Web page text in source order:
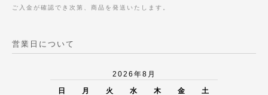
ご入金が確認でき次第、商品を発送いたします。
営業日について
2026年8月
日 月 火 水 木 金 土